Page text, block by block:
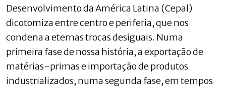
Desenvolvimento da América Latina (Cepal)
dicotomiza entre centro e periferia, que nos
condena a eternas trocas desiguais. Numa
primeira fase de nossa história, a exportação de
matérias-primas e importação de produtos
industrializados; numa segunda fase, em tempos